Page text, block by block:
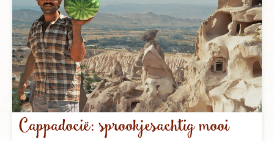
Cappadocië: sprookjesachtig mooi